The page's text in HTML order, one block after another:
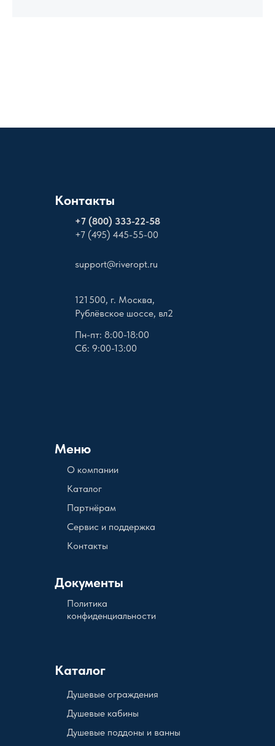
Контакты
+7 (800) 333-22-58
+7 (495) 445-55-00
support@riveropt.ru
Меню
121 500, г. Москва,
Рублёвское шоссе, вл2
О компании
Документы
Пн-пт: 8:00-18:00
Сб: 9:00-13:00
Каталог
Политика
конфиденциальности
Партнёрам
Сервис и поддержка
Контакты
Каталог
Душевые кабины
Душевые поддоны и ванны
Душевые ограждения